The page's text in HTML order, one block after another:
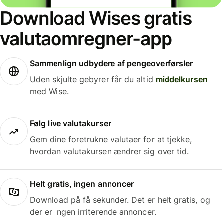
Download Wises gratis
valutaomregner-app
Sammenlign udbydere af pengeoverførsler
Uden skjulte gebyrer får du altid middelkursen
med Wise.
Følg live valutakurser
Gem dine foretrukne valutaer for at tjekke,
hvordan valutakursen ændrer sig over tid.
Helt gratis, ingen annoncer
Download på få sekunder. Det er helt gratis, og
der er ingen irriterende annoncer.